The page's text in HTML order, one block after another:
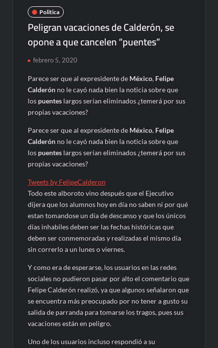
Politica
Peligran vacaciones de Calderón, se
opone a que cancelen “puentes”
febrero 5, 2020
Parece ser que al expresidente de México, Felipe
Calderón no le cayó nada bien la noticia sobre que
los puentes largos serían eliminados ¿temerá por sus
propias vacaciones?
Parece ser que al expresidente de México, Felipe
Calderón no le cayó nada bien la noticia sobre que
los puentes largos serían eliminados ¿temerá por sus
propias vacaciones?
Tweets by FelipeCalderon
Todo este alboroto vino después que el Ejecutivo
dijera que los alumnos hoy en día no saben ni por qué
estan tomandose un día de descanso y que los únicos
días inhabiles deben ser las fechas históricas que
deben ser conmemoradas y realizadas el mismo día
sin correrlo a un lunes o viernes.
Y como era de esperarse, los usuarios en las redes
sociales no pudieron pasar por alto el comentario que
Felipe Calderón realizó, ya que algunos señalaron que
se encuentra más preocupado por no tener a gusto su
salida de parranda para tomarse los tragos, pues sus
vacaciones están en peligro.
Uno de los usuarios incluso respondió a su